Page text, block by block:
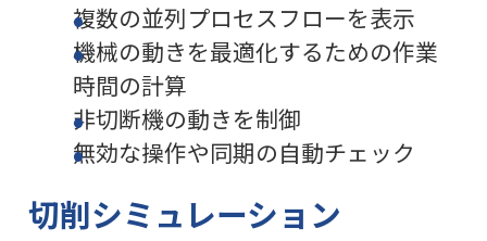
複数の並列プロセスフローを表示
機械の動きを最適化するための作業
時間の計算
非切断機の動きを制御
無効な操作や同期の自動チェック
切削シミュレーション